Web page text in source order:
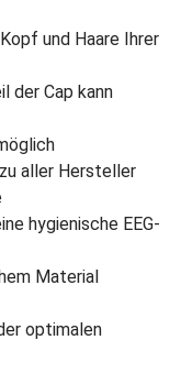
und Haare Ihrer
der Cap kann
aller Hersteller
hygienische EEG-
Material
optimalen